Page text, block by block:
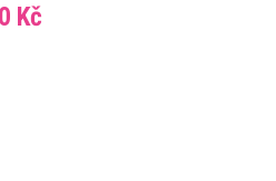
Kč